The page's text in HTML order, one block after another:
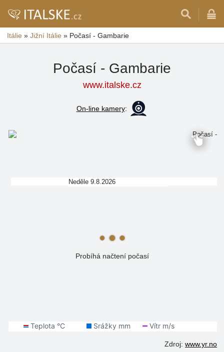
Itálie » Jižní Itálie » Počasí - Gambarie
Počasí - Gambarie
www.italske.cz
On-line kamery:
Probíhá načtení počasí
Neděle 9.8.2026
Zdroj: www.yr.no